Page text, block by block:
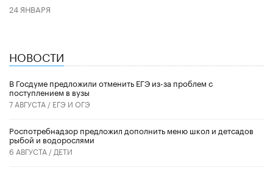
24 ЯНВАРЯ
НОВОСТИ
В Госдуме предложили отменить ЕГЭ из-за проблем с
поступлением в вузы
7 АВГУСТА / ЕГЭ И ОГЭ
Роспотребнадзор предложил дополнить меню школ и детсадов
рыбой и водорослями
6 АВГУСТА / ДЕТИ